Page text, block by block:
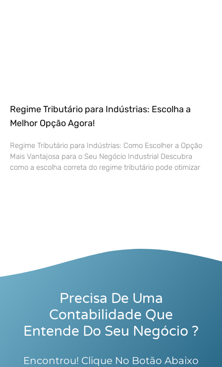
Regime Tributário para Indústrias: Escolha a
Melhor Opção Agora!
Regime Tributário para Indústrias: Como Escolher a Opção
Mais Vantajosa para o Seu Negócio Industrial Descubra
como a escolha correta do regime tributário pode otimizar
Precisa De Uma
Contabilidade Que
Entende Do Seu Negócio ?
Encontrou! Clique No Botão Abaixo